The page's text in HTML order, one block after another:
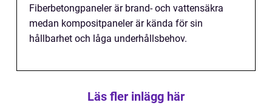
Fiberbetongpaneler är brand- och vattensäkra
medan kompositpaneler är kända för sin
hållbarhet och låga underhållsbehov.
Läs fler inlägg här